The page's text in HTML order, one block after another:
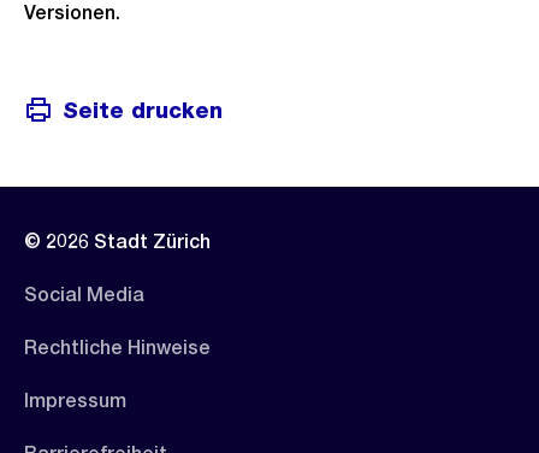
Versionen.
Seite drucken
© 2026 Stadt Zürich
Social Media
Rechtliche Hinweise
Impressum